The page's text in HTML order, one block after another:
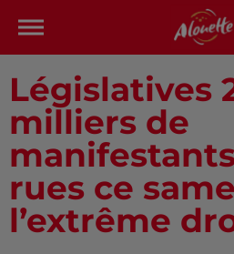
Législatives
milliers de
rues ce
l’extrême